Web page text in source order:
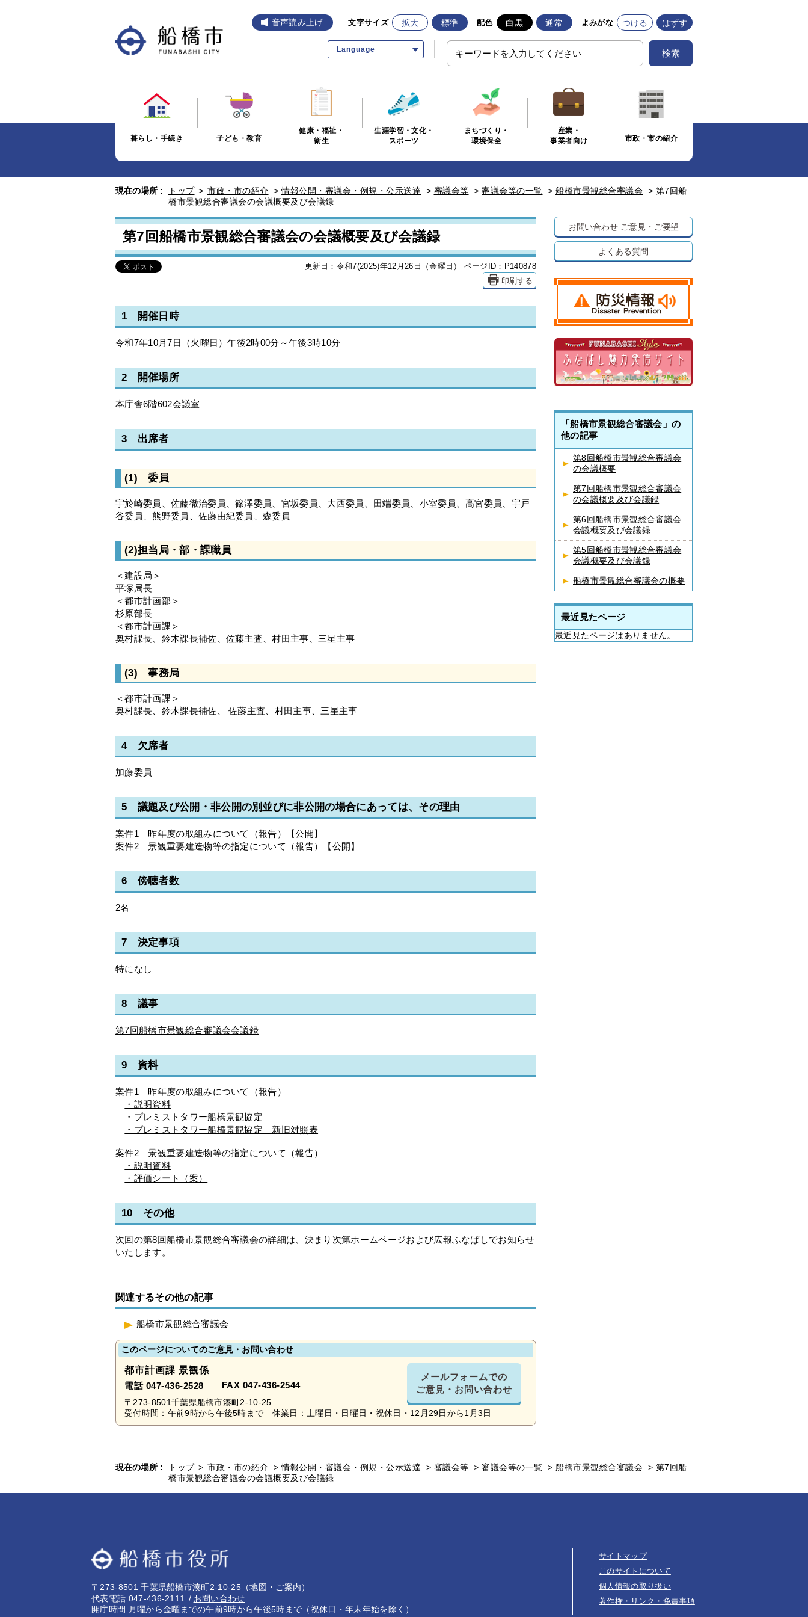
音声読み上げ 文字サイズ 拡大 標準 配色 白黒 通常 よみがな つける はずす
Language 検索
暮らし・手続き 子ども・教育
健康・福祉・
衛生
生涯学習・文化・
スポーツ
まちづくり・
環境保全
産業・
事業者向け
市政・市の紹介
現在の場所 : トップ > 市政・市の紹介 >情報公開・審議会・例規・公示送達 > 審議会等 > 審議会等の一覧 > 船橋市景観総合審議会 > 第7回船
橋市景観総合審議会の会議概要及び会議録
第7回船橋市景観総合審議会の会議概要及び会議録
更新日：令和7(2025)年12月26日（金曜日） ページID：P140878
印刷する
1 開催日時
令和7年10月7日（火曜日）午後2時00分～午後3時10分
2 開催場所
本庁舎6階602会議室
3 出席者
(1) 委員
宇於崎委員、佐藤徹治委員、篠澤委員、宮坂委員、大西委員、田端委員、小室委員、高宮委員、宇戸
谷委員、熊野委員、佐藤由紀委員、森委員
(2)担当局・部・課職員
＜建設局＞
平塚局長
＜都市計画部＞
杉原部長
＜都市計画課＞
奥村課長、鈴木課長補佐、佐藤主査、村田主事、三星主事
(3) 事務局
＜都市計画課＞
奥村課長、鈴木課長補佐、 佐藤主査、村田主事、三星主事
4 欠席者
加藤委員
5 議題及び公開・非公開の別並びに非公開の場合にあっては、その理由
案件1 昨年度の取組みについて（報告）【公開】
案件2 景観重要建造物等の指定について（報告）【公開】
6 傍聴者数
2名
7 決定事項
特になし
8 議事
第7回船橋市景観総合審議会会議録
9 資料
案件1 昨年度の取組みについて（報告）
・説明資料
・プレミストタワー船橋景観協定
・プレミストタワー船橋景観協定 新旧対照表
案件2 景観重要建造物等の指定について（報告）
・説明資料
・評価シート（案）
10 その他
次回の第8回船橋市景観総合審議会の詳細は、決まり次第ホームページおよび広報ふなばしでお知らせ
いたします。
関連するその他の記事
船橋市景観総合審議会
このページについてのご意見・お問い合わせ
都市計画課 景観係
電話 047-436-2528 FAX 047-436-2544
メールフォームでの
ご意見・お問い合わせ
〒273-8501千葉県船橋市湊町2-10-25
受付時間：午前9時から午後5時まで 休業日：土曜日・日曜日・祝休日・12月29日から1月3日
お問い合わせ ご意見・ご要望
よくある質問
「船橋市景観総合審議会」の
他の記事
第8回船橋市景観総合審議会
の会議概要
第7回船橋市景観総合審議会
の会議概要及び会議録
第6回船橋市景観総合審議会
会議概要及び会議録
第5回船橋市景観総合審議会
会議概要及び会議録
船橋市景観総合審議会の概要
最近見たページ
最近見たページはありません。
現在の場所 : トップ > 市政・市の紹介 >情報公開・審議会・例規・公示送達 > 審議会等 > 審議会等の一覧 > 船橋市景観総合審議会 > 第7回船
橋市景観総合審議会の会議概要及び会議録
〒273-8501 千葉県船橋市湊町2-10-25 （地図・ご案内）
代表電話 047-436-2111
お問い合わせ
開庁時間 月曜から金曜までの午前9時から午後5時まで（祝休日・年末年始を除く）
サイトマップ
このサイトについて
個人情報の取り扱い
著作権・リンク・免責事項